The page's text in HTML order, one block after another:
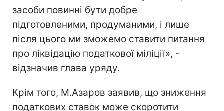
засоби повинні бути добре
підготовленими, продуманими, і лише
після цього ми зможемо ставити питання
про ліквідацію податкової міліції», -
відзначив глава уряду.
Крім того, М.Азаров заявив, що зниження
податкових ставок може скоротити